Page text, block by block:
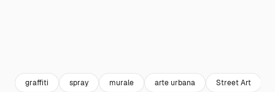
graffiti spray murale arte urbana Street Art